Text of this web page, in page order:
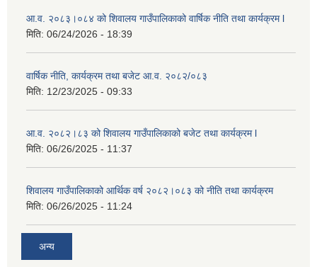
आ.व. २०८३।०८४ को शिवालय गाउँपालिकाको वार्षिक नीति तथा कार्यक्रम l
मिति: 06/24/2026 - 18:39
वार्षिक नीति, कार्यक्रम तथा बजेट आ.व. २०८२/०८३
मिति: 12/23/2025 - 09:33
आ.व. २०८२।८३ को शिवालय गाउँपालिकाको बजेट तथा कार्यक्रम l
मिति: 06/26/2025 - 11:37
शिवालय गाउँपालिकाको आर्थिक वर्ष २०८२।०८३ को नीति तथा कार्यक्रम
मिति: 06/26/2025 - 11:24
अन्य